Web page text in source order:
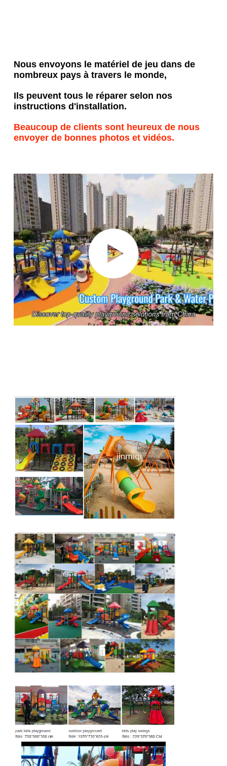
Nous envoyons le matériel de jeu dans de
nombreux pays à travers le monde,
Ils peuvent tous le réparer selon nos
instructions d'installation.
Beaucoup de clients sont heureux de nous
envoyer de bonnes photos et vidéos.